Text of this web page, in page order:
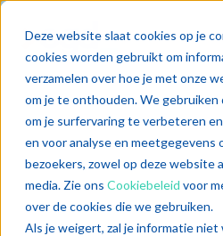
Deze website slaat cookies op je
cookies worden gebruikt om
verzamelen over hoe je met onze
om je te onthouden. We gebruiken
om je surfervaring te verbeteren
en voor analyse en meetgegevens
bezoekers, zowel op deze website
media. Zie ons Cookiebeleid voor
over de cookies die we gebruiken.
Als je weigert, zal je informatie niet